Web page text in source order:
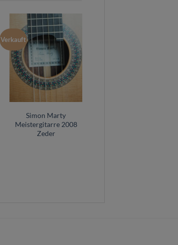
Verkauft
Simon Marty
Meistergitarre 2008
Zeder